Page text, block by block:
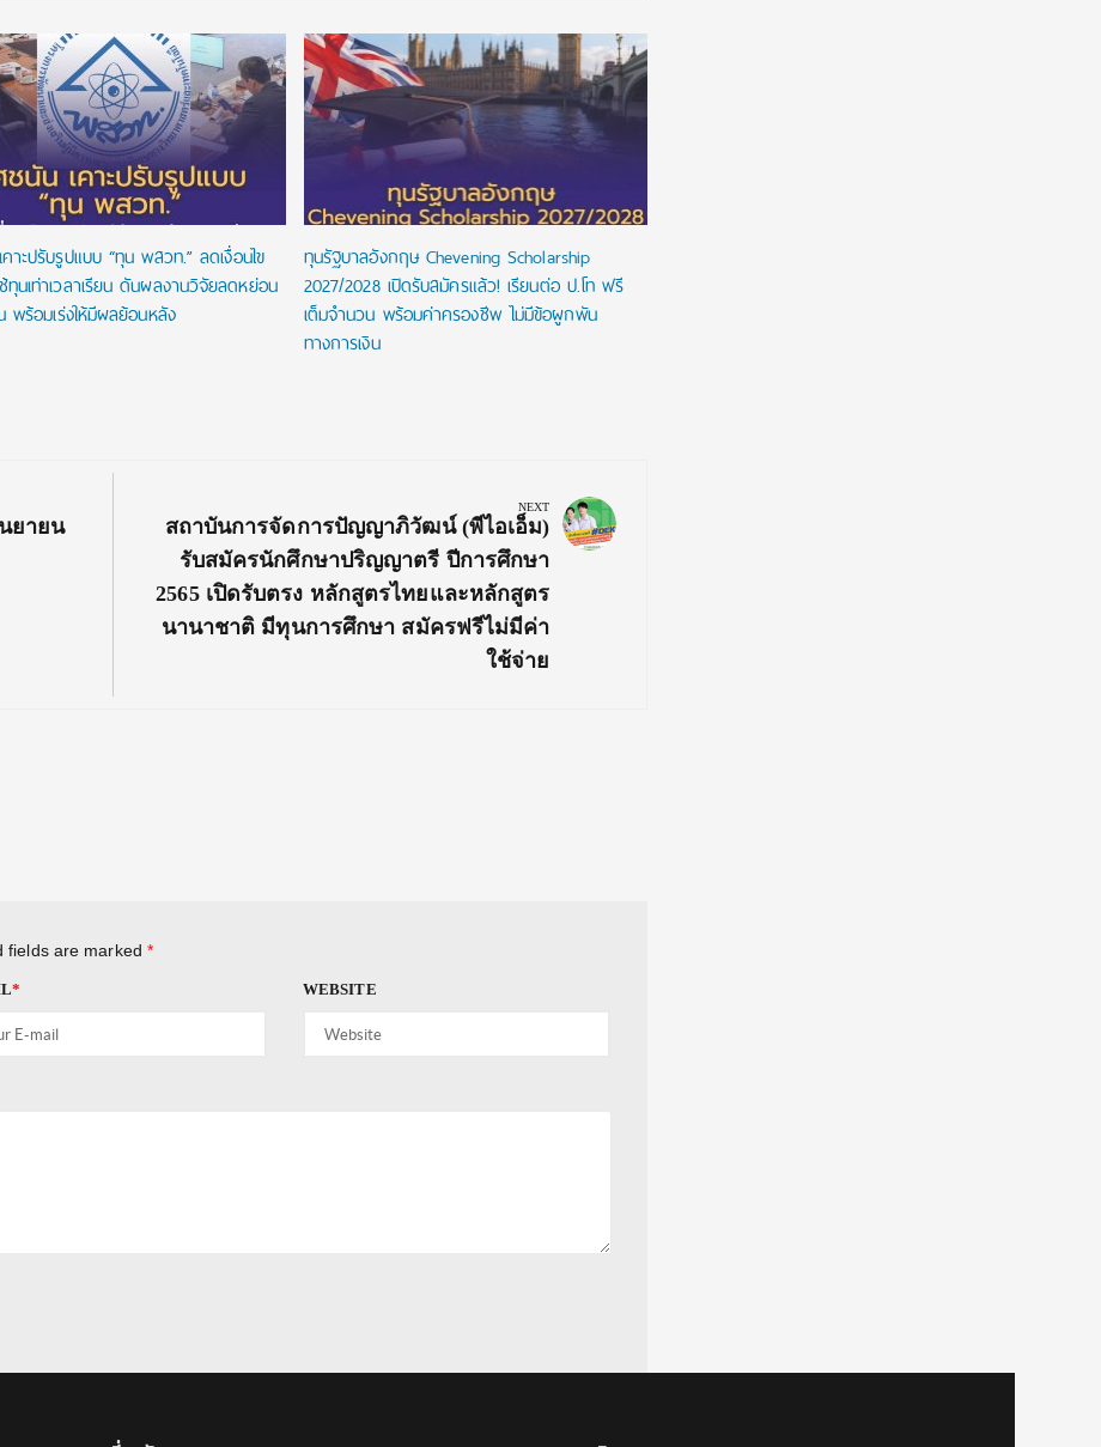
าะปรับรูปแบบ “ทุน พสวท.” ลดเงื่อนไข
นเท่าเวลาเรียน ดันผลงานวิจัยลดหย่อน
พร้อมเร่งให้มีผลย้อนหลัง
ทุนรัฐบาลอังกฤษ Chevening Scholarship
2027/2028 เปิดรับสมัครแล้ว! เรียนต่อ ป.โท ฟรี
เต็มจำนวน พร้อมค่าครองชีพ ไม่มีข้อผูกพัน
ทางการเงิน
ยายน
NEXT
Next
Post:
สถาบันการจัดการปัญญาภิวัฒน์ (พีไอเอ็ม)
รับสมัครนักศึกษาปริญญาตรี ปีการศึกษา
2565 เปิดรับตรง หลักสูตรไทยและหลักสูตร
นานาชาติ มีทุนการศึกษา สมัครฟรีไม่มีค่า
ใช้จ่าย
fields are marked *
* WEBSITE